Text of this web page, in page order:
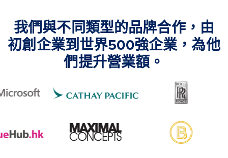
我們與不同類型的品牌合作，由
初創企業到世界500強企業，為他
們提升營業額。